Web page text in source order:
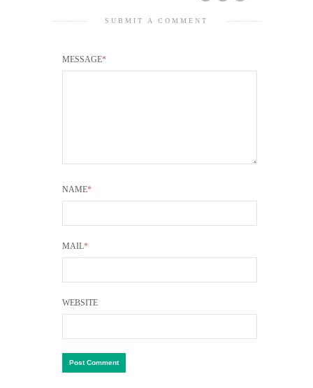
SUBMIT A COMMENT
MESSAGE*
NAME*
MAIL*
WEBSITE